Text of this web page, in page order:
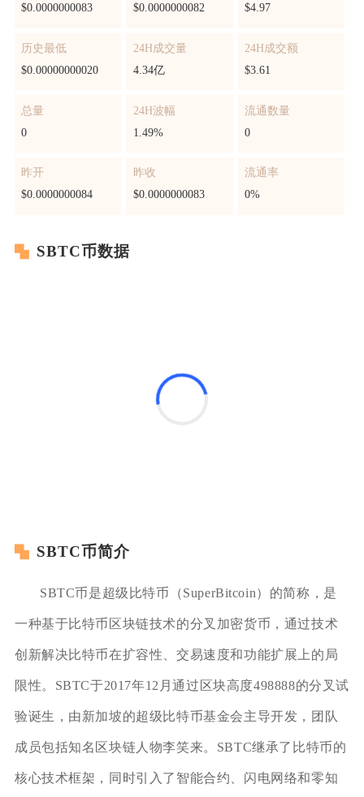
$0.0000000083
$0.0000000082
$4.97
历史最低
$0.00000000020
24H成交量
4.34亿
24H成交额
$3.61
总量
0
24H波幅
1.49%
流通数量
0
昨开
$0.0000000084
昨收
$0.0000000083
流通率
0%
SBTC币数据
SBTC币简介
SBTC币是超级比特币（SuperBitcoin）的简称，是
一种基于比特币区块链技术的分叉加密货币，通过技术
创新解决比特币在扩容性、交易速度和功能扩展上的局
限性。SBTC于2017年12月通过区块高度498888的分叉试
验诞生，由新加坡的超级比特币基金会主导开发，团队
成员包括知名区块链人物李笑来。SBTC继承了比特币的
核心技术框架，同时引入了智能合约、闪电网络和零知